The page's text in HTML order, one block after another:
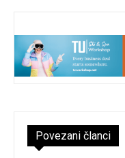
Povezani članci